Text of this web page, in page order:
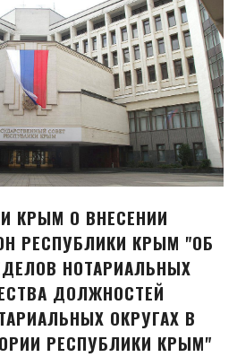
КРЫМ О ВНЕСЕНИИ
РЕСПУБЛИКИ КРЫМ "ОБ
НОТАРИАЛЬНЫХ
ДОЛЖНОСТЕЙ
ОКРУГАХ В
РЕСПУБЛИКИ КРЫМ"